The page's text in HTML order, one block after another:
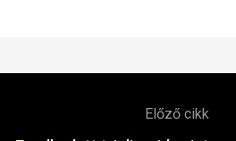
Előző cikk